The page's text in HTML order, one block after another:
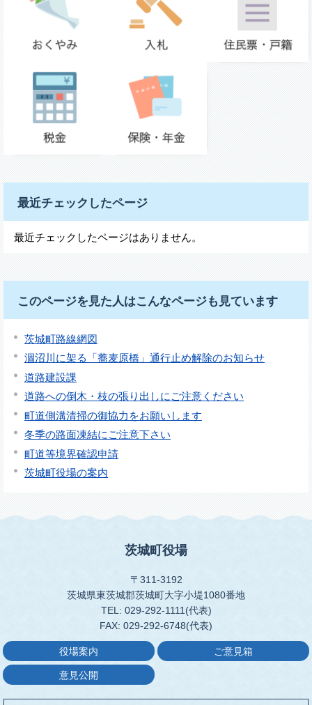
最近チェックしたページ
最近チェックしたページはありません。
このページを見た人はこんなページも見ています
茨城町路線網図
涸沼川に架る「蕎麦原橋」通行止め解除のお知らせ
道路建設課
道路への倒木・枝の張り出しにご注意ください
町道側溝清掃の御協力をお願いします
冬季の路面凍結にご注意下さい
町道等境界確認申請
茨城町役場の案内
茨城町役場
〒311-3192
茨城県東茨城郡茨城町大字小堤1080番地
TEL: 029-292-1111(代表)
FAX: 029-292-6748(代表)
役場案内 ご意見箱
意見公開